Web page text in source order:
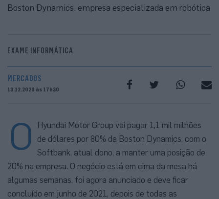
Boston Dynamics, empresa especializada em robótica
EXAME INFORMÁTICA
MERCADOS
13.12.2020 às 17h30
O
Hyundai Motor Group vai pagar 1,1 mil milhões
de dólares por 80% da Boston Dynamics, com o
Softbank, atual dono, a manter uma posição de
20% na empresa. O negócio está em cima da mesa há
algumas semanas, foi agora anunciado e deve ficar
concluído em junho de 2021, depois de todas as